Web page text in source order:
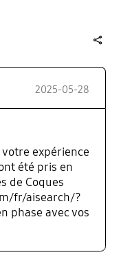
2025-05-28
expérience
été pris en
de Coques
fr/aisearch/?
phase avec vos